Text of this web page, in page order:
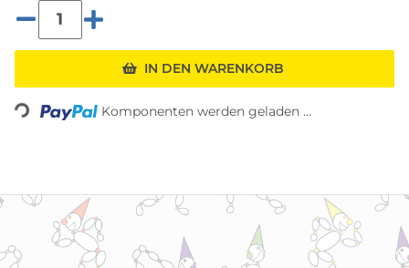
IN DEN WARENKORB
Loading... Komponenten werden geladen ...